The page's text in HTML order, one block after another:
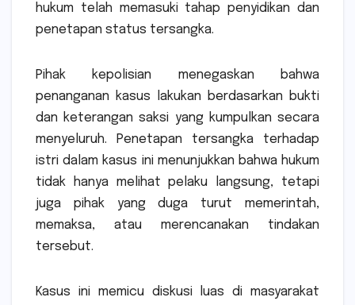
hukum telah memasuki tahap penyidikan dan
penetapan status tersangka.
Pihak kepolisian menegaskan bahwa
penanganan kasus lakukan berdasarkan bukti
dan keterangan saksi yang kumpulkan secara
menyeluruh. Penetapan tersangka terhadap
istri dalam kasus ini menunjukkan bahwa hukum
tidak hanya melihat pelaku langsung, tetapi
juga pihak yang duga turut memerintah,
memaksa, atau merencanakan tindakan
tersebut.
Kasus ini memicu diskusi luas di masyarakat